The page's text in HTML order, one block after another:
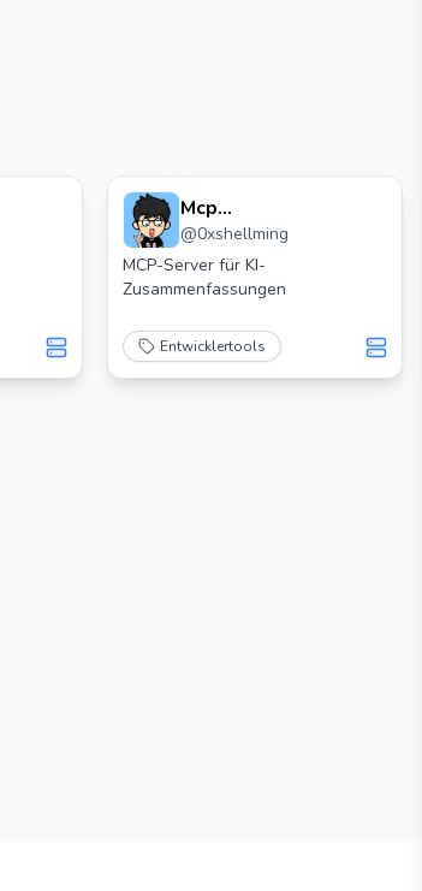
Mcp
@0xshellming
MCP-Server für KI-
Zusammenfassungen
Entwicklertools